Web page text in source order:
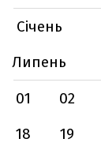
Січень
Липень
01
02
18
19